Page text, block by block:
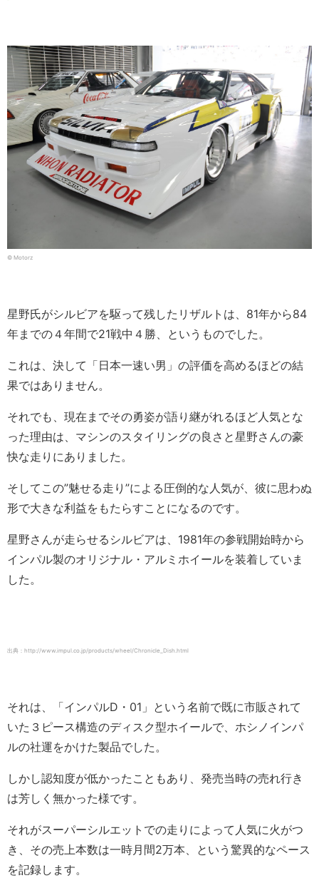
© Motorz
星野氏がシルビアを駆って残したリザルトは、81年から84
年までの４年間で21戦中４勝、というものでした。
これは、決して「日本一速い男」の評価を高めるほどの結
果ではありません。
それでも、現在までその勇姿が語り継がれるほど人気とな
った理由は、マシンのスタイリングの良さと星野さんの豪
快な走りにありました。
そしてこの”魅せる走り”による圧倒的な人気が、彼に思わぬ
形で大きな利益をもたらすことになるのです。
星野さんが走らせるシルビアは、1981年の参戦開始時から
インパル製のオリジナル・アルミホイールを装着していま
した。
出典：http://www.impul.co.jp/products/wheel/Chronicle_Dish.html
それは、「インパルD・01」という名前で既に市販されて
いた３ピース構造のディスク型ホイールで、ホシノインパ
ルの社運をかけた製品でした。
しかし認知度が低かったこともあり、発売当時の売れ行き
は芳しく無かった様です。
それがスーパーシルエットでの走りによって人気に火がつ
き、その売上本数は一時月間2万本、という驚異的なペース
を記録します。